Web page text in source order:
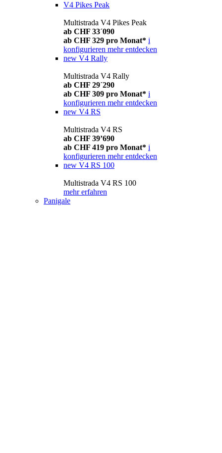
V4 Pikes Peak
Multistrada V4 Pikes Peak
ab CHF 33´090
ab CHF 329 pro Monat* i
konfigurieren mehr entdecken
new V4 Rally
Multistrada V4 Rally
ab CHF 29´290
ab CHF 309 pro Monat* i
konfigurieren mehr entdecken
new V4 RS
Multistrada V4 RS
ab CHF 39’690
ab CHF 419 pro Monat* i
konfigurieren mehr entdecken
new V4 RS 100
Multistrada V4 RS 100
mehr erfahren
Panigale